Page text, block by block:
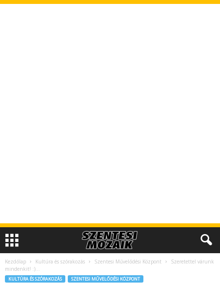
Kezdőlap Kultúra és szórakozás Szentesi Művelődési Központ
Szeretettel várunk
mindenkit! :)…
KULTÚRA ÉS SZÓRAKOZÁS SZENTESI MŰVELŐDÉSI KÖZPONT